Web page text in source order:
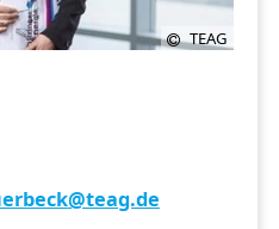
TEAG
@teag.de